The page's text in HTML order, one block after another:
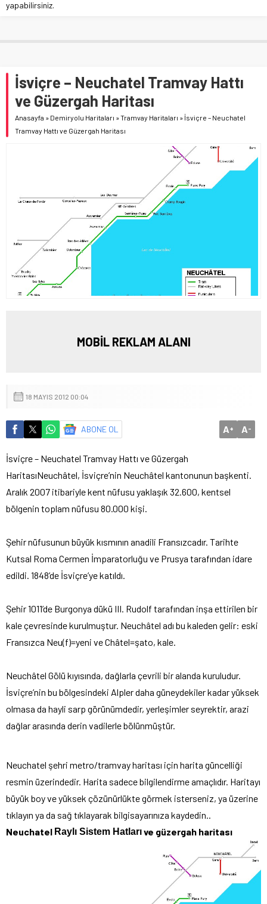
yapabilirsiniz.
İsviçre – Neuchatel Tramvay Hattı
ve Güzergah Haritası
Anasayfa » Demiryolu Haritaları »Tramvay Haritaları » İsviçre – Neuchatel
Tramvay Hattı ve Güzergah Haritası
MOBİL REKLAM ALANI
18 MAYIS 2012 00:04
ABONE OL A+ A-
İsviçre – Neuchatel Tramvay Hattı ve Güzergah
HaritasıNeuchâtel, İsviçre’nin Neuchâtel kantonunun başkenti.
Aralık 2007 itibariyle kent nüfusu yaklaşık 32.600, kentsel
bölgenin toplam nüfusu 80.000 kişi.
Şehir nüfusunun büyük kısmının anadili Fransızcadır. Tarihte
Kutsal Roma Cermen İmparatorluğu ve Prusya tarafından idare
edildi. 1848’de İsviçre’ye katıldı.
Şehir 1011’de Burgonya dükü III. Rudolf tarafından inşa ettirilen bir
kale çevresinde kurulmuştur. Neuchâtel adı bu kaleden gelir: eski
Fransızca Neu(f)=yeni ve Châtel=şato, kale.
Neuchâtel Gölü kıyısında, dağlarla çevrili bir alanda kuruludur.
İsviçre’nin bu bölgesindeki Alpler daha güneydekiler kadar yüksek
olmasa da hayli sarp görünümdedir, yerleşimler seyrektir, arazi
dağlar arasında derin vadilerle bölünmüştür.
Neuchatel şehri metro/tramvay haritası için harita güncelliği
resmin üzerindedir. Harita sadece bilgilendirme amaçlıdır. Haritayı
büyük boy ve yüksek çözünürlükte görmek isterseniz, ya üzerine
tıklayın ya da sağ tıklayarak bilgisayarınıza kaydedin..
Neuchatel Raylı Sistem Hatlarıve güzergah haritası